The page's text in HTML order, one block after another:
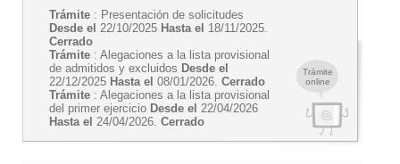
Trámite
online
Trámite : Presentación de solicitudes
Desde el 22/10/2025 Hasta el 18/11/2025.
Cerrado
Trámite : Alegaciones a la lista provisional
de admitidos y excluidos Desde el
22/12/2025 Hasta el 08/01/2026. Cerrado
Trámite : Alegaciones a la lista provisional
del primer ejercicio Desde el 22/04/2026
Hasta el 24/04/2026. Cerrado